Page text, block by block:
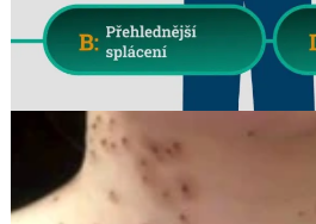
Search
for: